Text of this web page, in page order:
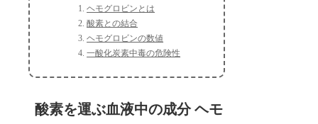
ヘモグロビンとは
酸素との結合
ヘモグロビンの数値
一酸化炭素中毒の危険性
酸素を運ぶ血液中の成分 ヘモ